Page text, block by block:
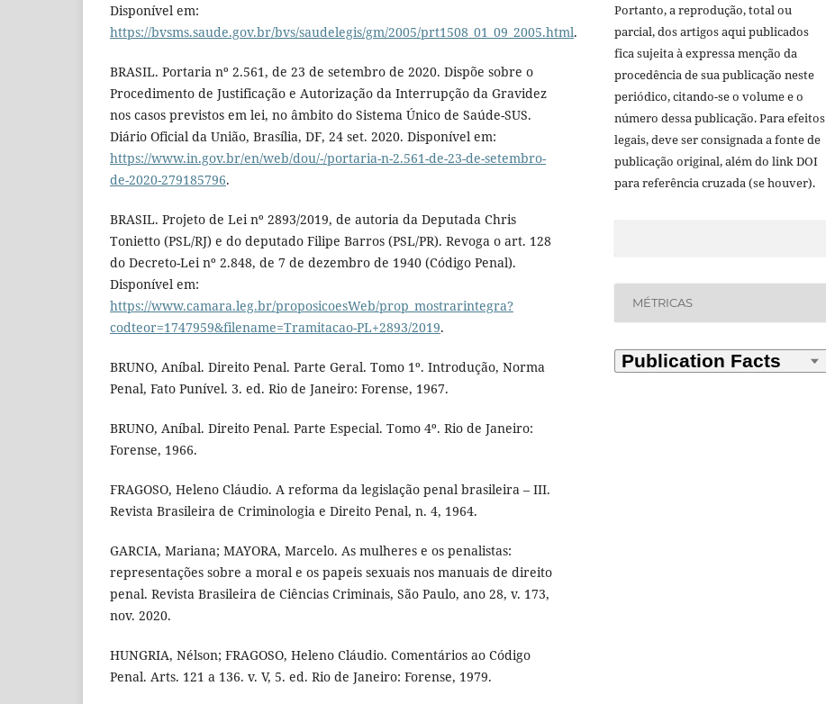
Disponível em:
https://bvsms.saude.gov.br/bvs/saudelegis/gm/2005/prt1508_01_09_2005.html.
BRASIL. Portaria nº 2.561, de 23 de setembro de 2020. Dispõe sobre o
Procedimento de Justificação e Autorização da Interrupção da Gravidez
nos casos previstos em lei, no âmbito do Sistema Único de Saúde-SUS.
Diário Oficial da União, Brasília, DF, 24 set. 2020. Disponível em:
https://www.in.gov.br/en/web/dou/-/portaria-n-2.561-de-23-de-setembro-
de-2020-279185796.
BRASIL. Projeto de Lei nº 2893/2019, de autoria da Deputada Chris
Tonietto (PSL/RJ) e do deputado Filipe Barros (PSL/PR). Revoga o art. 128
do Decreto-Lei nº 2.848, de 7 de dezembro de 1940 (Código Penal).
Disponível em:
https://www.camara.leg.br/proposicoesWeb/prop_mostrarintegra?
codteor=1747959&filename=Tramitacao-PL+2893/2019.
BRUNO, Aníbal. Direito Penal. Parte Geral. Tomo 1º. Introdução, Norma
Penal, Fato Punível. 3. ed. Rio de Janeiro: Forense, 1967.
BRUNO, Aníbal. Direito Penal. Parte Especial. Tomo 4º. Rio de Janeiro:
Forense, 1966.
FRAGOSO, Heleno Cláudio. A reforma da legislação penal brasileira – III.
Revista Brasileira de Criminologia e Direito Penal, n. 4, 1964.
GARCIA, Mariana; MAYORA, Marcelo. As mulheres e os penalistas:
representações sobre a moral e os papeis sexuais nos manuais de direito
penal. Revista Brasileira de Ciências Criminais, São Paulo, ano 28, v. 173,
nov. 2020.
HUNGRIA, Nélson; FRAGOSO, Heleno Cláudio. Comentários ao Código
Penal. Arts. 121 a 136. v. V, 5. ed. Rio de Janeiro: Forense, 1979.
Portanto, a reprodução, total ou
parcial, dos artigos aqui publicados
fica sujeita à expressa menção da
procedência de sua publicação neste
periódico, citando-se o volume e o
número dessa publicação. Para efeitos
legais, deve ser consignada a fonte de
publicação original, além do link DOI
para referência cruzada (se houver).
MÉTRICAS